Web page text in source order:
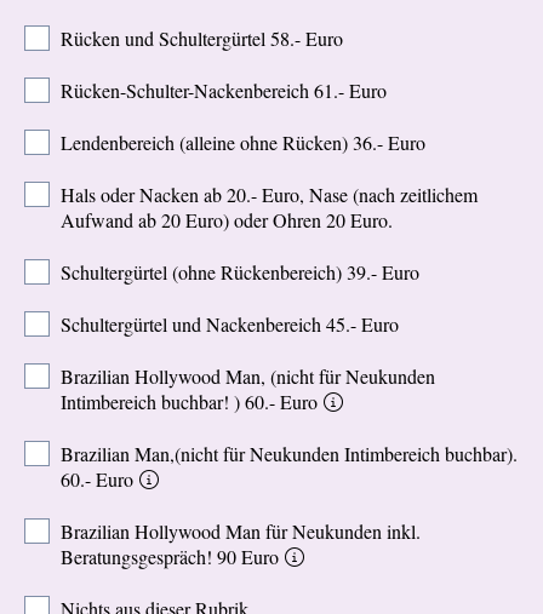
Rücken und Schultergürtel 58.- Euro
Rücken-Schulter-Nackenbereich 61.- Euro
Lendenbereich (alleine ohne Rücken) 36.- Euro
Hals oder Nacken ab 20.- Euro, Nase (nach zeitlichem
Aufwand ab 20 Euro) oder Ohren 20 Euro.
Schultergürtel (ohne Rückenbereich) 39.- Euro
Schultergürtel und Nackenbereich 45.- Euro
Brazilian Hollywood Man, (nicht für Neukunden
Intimbereich buchbar! ) 60.- Euro
Brazilian Man,(nicht für Neukunden Intimbereich buchbar).
60.- Euro
Brazilian Hollywood Man für Neukunden inkl.
Beratungsgespräch! 90 Euro
Nichts aus dieser Rubrik